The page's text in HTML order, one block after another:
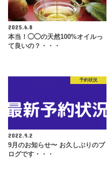
2025.6.8
本当！◯◯の天然100%オイルっ
て良いの？・・・
予約状況
2022.9.2
9月のお知らせ〜 お久しぶりのブ
ログです・・・